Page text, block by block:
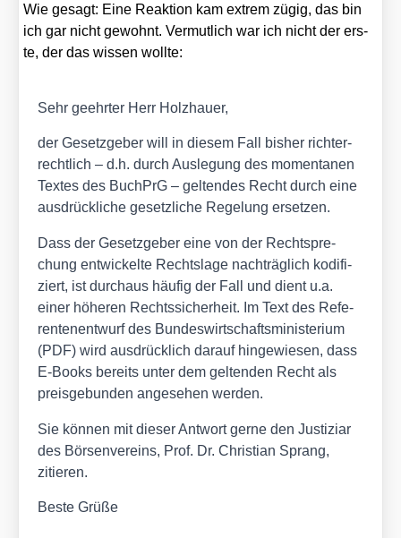
Wie gesagt: Eine Reak­ti­on kam extrem zügig, das bin
ich gar nicht gewohnt. Ver­mut­lich war ich nicht der ers­
te, der das wis­sen woll­te:
Sehr geehr­ter Herr Holz­hau­er,
der Gesetz­ge­ber will in die­sem Fall bis­her rich­ter­
recht­lich – d.h. durch Aus­le­gung des momen­ta­nen
Tex­tes des Buch­PrG – gel­ten­des Recht durch eine
aus­drück­li­che gesetz­li­che Rege­lung erset­zen.
Dass der Gesetz­ge­ber eine von der Recht­spre­
chung ent­wi­ckel­te Rechts­la­ge nach­träg­lich kodi­fi­
ziert, ist durch­aus häu­fig der Fall und dient u.a.
einer höhe­ren Rechts­si­cher­heit. Im Text des Refe­
ren­ten­ent­wurf des Bun­des­wirt­schafts­mi­nis­te­ri­um
(PDF) wird aus­drück­lich dar­auf hin­ge­wie­sen, dass
E‑Books bereits unter dem gel­ten­den Recht als
preis­ge­bun­den ange­se­hen wer­den.
Sie kön­nen mit die­ser Ant­wort ger­ne den Jus­ti­zi­ar
des Bör­sen­ver­eins, Prof. Dr. Chris­ti­an Sprang,
zitie­ren.
Bes­te Grü­ße